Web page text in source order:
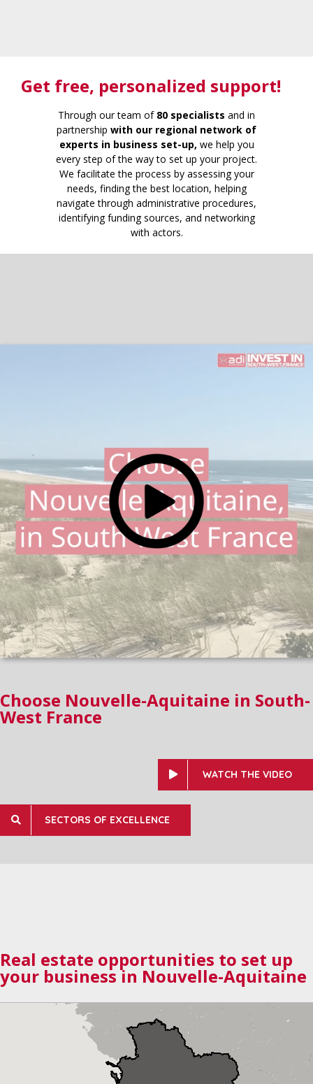
Get free, personalized support!
Through our team of 80 specialists and in
partnership with our regional network of
experts in business set-up, we help you
every step of the way to set up your project.
We facilitate the process by assessing your
needs, finding the best location, helping
navigate through administrative procedures,
identifying funding sources, and networking
with actors.
Choose Nouvelle-Aquitaine in South-
West France
WATCH THE VIDEO
SECTORS OF EXCELLENCE
Real estate opportunities to set up
your business in Nouvelle-Aquitaine